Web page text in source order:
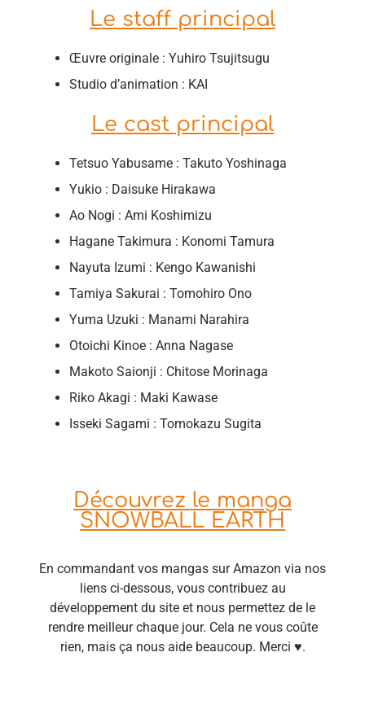
Le staff principal
Œuvre originale : Yuhiro Tsujitsugu
Studio d’animation : KAI
Le cast principal
Tetsuo Yabusame : Takuto Yoshinaga
Yukio : Daisuke Hirakawa
Ao Nogi : Ami Koshimizu
Hagane Takimura : Konomi Tamura
Nayuta Izumi : Kengo Kawanishi
Tamiya Sakurai : Tomohiro Ono
Yuma Uzuki : Manami Narahira
Otoichi Kinoe : Anna Nagase
Makoto Saionji : Chitose Morinaga
Riko Akagi : Maki Kawase
Isseki Sagami : Tomokazu Sugita
Découvrez le manga
SNOWBALL EARTH
En commandant vos mangas sur Amazon via nos
liens ci-dessous, vous contribuez au
développement du site et nous permettez de le
rendre meilleur chaque jour. Cela ne vous coûte
rien, mais ça nous aide beaucoup. Merci ♥.